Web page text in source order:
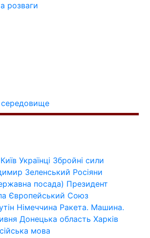
розваги
Київ Українці Збройні сили
Зеленський Росіяни
посада) Президент
Європейський Союз
Німеччина Ракета. Машина.
Донецька область Харків
мова